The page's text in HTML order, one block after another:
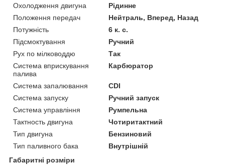
Охолодження двигуна
Рідинне
Положення передач
Нейтраль, Вперед, Назад
Потужність
6 к. с.
Підсмоктування
Ручний
Рух по мілководдю
Так
Система вприскування
палива
Карбюратор
Система запалювання
CDI
Система запуску
Ручний запуск
Система управління
Румпельна
Тактность двигуна
Чотиритактний
Тип двигуна
Бензиновий
Тип паливного бака
Внутрішній
Габаритні розміри